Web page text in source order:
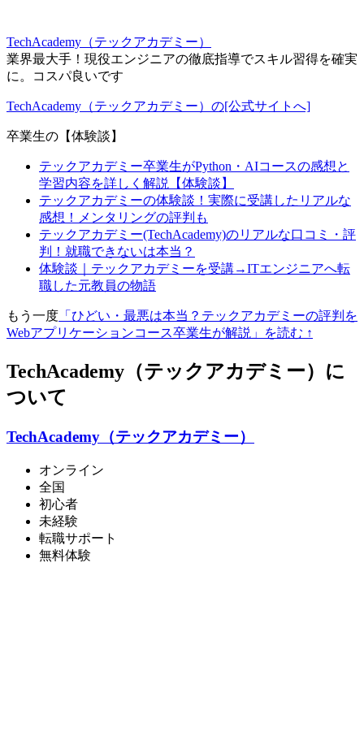
TechAcademy（テックアカデミー）
業界最大手！現役エンジニアの徹底指導でスキル習得を確実
に。コスパ良いです
TechAcademy（テックアカデミー）の[公式サイトへ]
卒業生の【体験談】
テックアカデミー卒業生がPython・AIコースの感想と
学習内容を詳しく解説【体験談】
テックアカデミーの体験談！実際に受講したリアルな
感想！メンタリングの評判も
テックアカデミー(TechAcademy)のリアルな口コミ・評
判！就職できないは本当？
体験談｜テックアカデミーを受講→ITエンジニアへ転
職した元教員の物語
もう一度 「ひどい・最悪は本当？テックアカデミーの評判を
Webアプリケーションコース卒業生が解説」を読む ↑
TechAcademy（テックアカデミー）に
ついて
TechAcademy（テックアカデミー）
オンライン
全国
初心者
未経験
転職サポート
無料体験